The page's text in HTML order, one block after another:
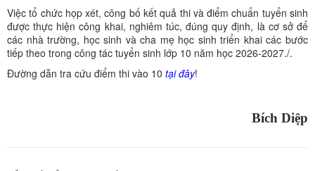
Việc tổ chức họp xét, công bố kết quả thi và điểm chuẩn tuyển sinh
được thực hiện công khai, nghiêm túc, đúng quy định, là cơ sở để
các nhà trường, học sinh và cha mẹ học sinh triển khai các bước
tiếp theo trong công tác tuyển sinh lớp 10 năm học 2026-2027./.
Đường dẫn tra cứu điểm thi vào 10 tại đây!
Bích Diệp